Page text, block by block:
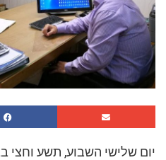
יום שלישי השבוע, תשע וחצי